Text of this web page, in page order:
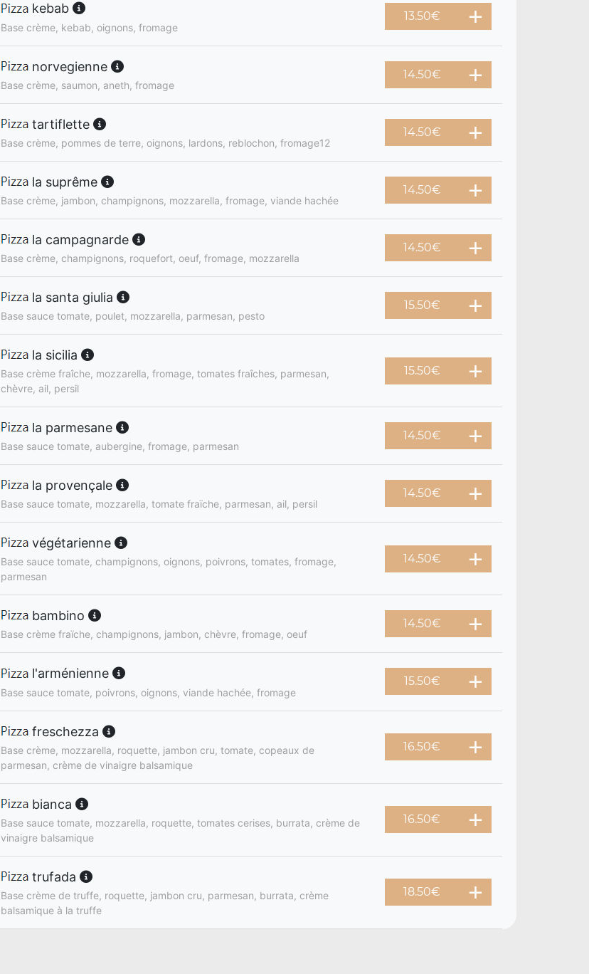
kebab
Base crème, kebab, oignons, fromage
13.50€
norvegienne
Base crème, saumon, aneth, fromage
14.50€
tartiflette
Base crème, pommes de terre, oignons, lardons, reblochon, fromage12
14.50€
la suprême
Base crème, jambon, champignons, mozzarella, fromage, viande hachée
14.50€
la campagnarde
Base crème, champignons, roquefort, oeuf, fromage, mozzarella
14.50€
la santa giulia
Base sauce tomate, poulet, mozzarella, parmesan, pesto
15.50€
la sicilia
Base crème fraîche, mozzarella, fromage, tomates fraîches, parmesan,
chèvre, ail, persil
15.50€
la parmesane
Base sauce tomate, aubergine, fromage, parmesan
14.50€
la provençale
Base sauce tomate, mozzarella, tomate fraïche, parmesan, ail, persil
14.50€
végétarienne
Base sauce tomate, champignons, oignons, poivrons, tomates, fromage,
parmesan
14.50€
bambino
Base crème fraïche, champignons, jambon, chèvre, fromage, oeuf
14.50€
l'arménienne
Base sauce tomate, poivrons, oignons, viande hachée, fromage
15.50€
freschezza
Base crème, mozzarella, roquette, jambon cru, tomate, copeaux de
parmesan, crème de vinaigre balsamique
16.50€
bianca
Base sauce tomate, mozzarella, roquette, tomates cerises, burrata, crème de
vinaigre balsamique
16.50€
trufada
Base crème de truffe, roquette, jambon cru, parmesan, burrata, crème
balsamique à la truffe
18.50€